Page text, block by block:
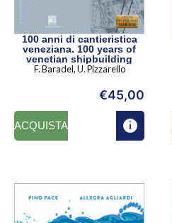
100 anni di cantieristica
veneziana. 100 years of
venetian shipbuilding
F. Baradel, U. Pizzarello
€45,00
ACQUISTA